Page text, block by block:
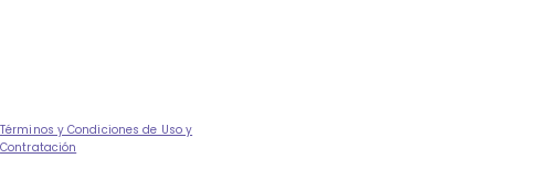
Términos y Condiciones de Uso y
Contratación